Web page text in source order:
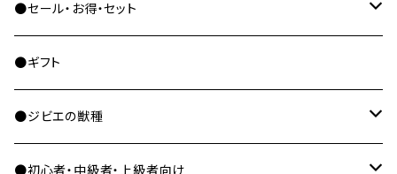
●セール・お得・セット
セール・お得商品
セット商品
●ギフト
●ジビエの獣種
ヒグマ
●初心者・中級者・上級者向け